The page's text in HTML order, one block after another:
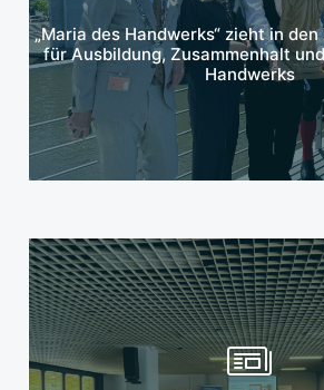
„Maria des Handwerks“ zieht in
für Ausbildung, Zusammenhalt
Handwerks
Mehr erfahren